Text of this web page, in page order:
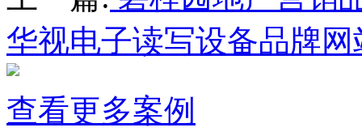
华视电子读写设备品牌网
查看更多案例